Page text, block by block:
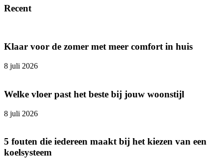
Recent
Klaar voor de zomer met meer comfort in huis
8 juli 2026
Welke vloer past het beste bij jouw woonstijl
8 juli 2026
5 fouten die iedereen maakt bij het kiezen van een
koelsysteem